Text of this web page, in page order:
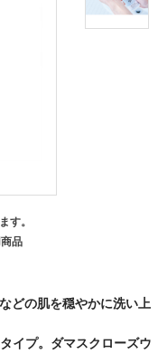
す。
品
どの肌を穏やかに洗い上
イプ。ダマスクローズウ